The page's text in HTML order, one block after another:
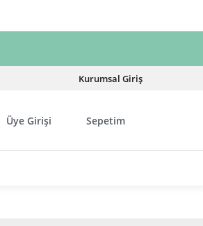
Kurumsal Giriş
Üye Girişi Sepetim